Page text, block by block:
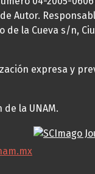
Autor.
la Cueva s/n,
expresa y
la UNAM.